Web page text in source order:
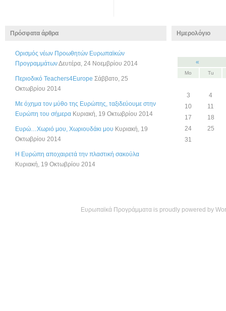
Πρόσφατα άρθρα
Ορισμός νέων Προωθητών Ευρωπαϊκών
ΠρογραμμάτωνΔευτέρα, 24 Νοεμβρίου 2014
Περιοδικό Teachers4Europe Σάββατο, 25
Οκτωβρίου 2014
Με όχημα τον μύθο της Ευρώπης, ταξιδεύουμε στην
Ευρώπη του σήμερα Κυριακή, 19 Οκτωβρίου 2014
Ευρώ…Χωριό μου, Χωριουδάκι μου Κυριακή, 19
Οκτωβρίου 2014
Η Ευρώπη αποχαιρετά την πλαστική σακούλα
Κυριακή, 19 Οκτωβρίου 2014
Ημερολόγιο
«
Mo Tu
3
4
10
11
17
18
24
25
31
Ευρωπαϊκά Προγράμματα is proudly powered by